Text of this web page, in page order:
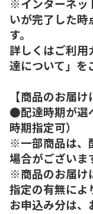
※インターネッ
いが完了した時
す。
詳しくはご利用
達について」を
【商品のお届け
●配達時期が選
時期指定可）
※一部商品は、
場合がございま
※商品のお届け
指定の有無によ
お申込み分は